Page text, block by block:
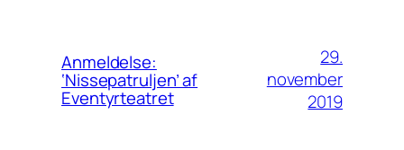
Anmeldelse:
‘Nissepatruljen’ af
Eventyrteatret
29.
november
2019